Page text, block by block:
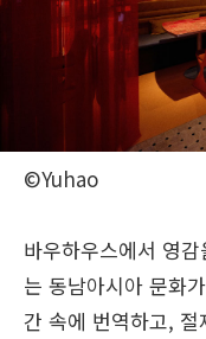
©Yuhao
바우하우스에서 영
는 동남아시아 문화
간 속에 번역하고,